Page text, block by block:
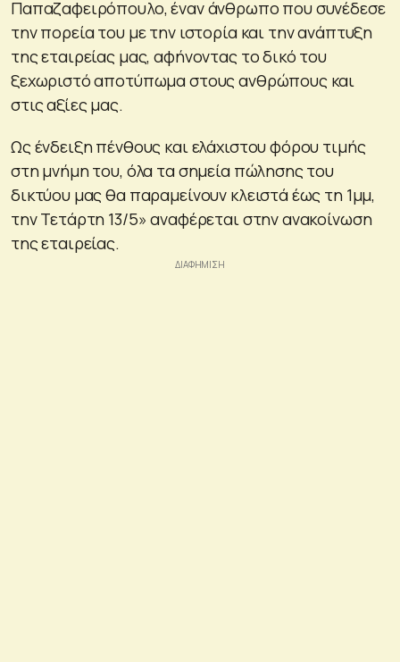
Παπαζαφειρόπουλο, έναν άνθρωπο που συνέδεσε
την πορεία του με την ιστορία και την ανάπτυξη
της εταιρείας μας, αφήνοντας το δικό του
ξεχωριστό αποτύπωμα στους ανθρώπους και
στις αξίες μας.
Ως ένδειξη πένθους και ελάχιστου φόρου τιμής
στη μνήμη του, όλα τα σημεία πώλησης του
δικτύου μας θα παραμείνουν κλειστά έως τη 1μμ,
την Τετάρτη 13/5» αναφέρεται στην ανακοίνωση
της εταιρείας.